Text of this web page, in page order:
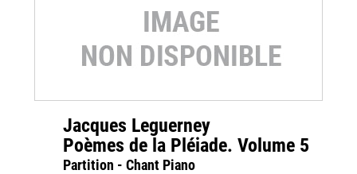
Jacques Leguerney
Poèmes de la Pléiade. Volume 5
Partition - Chant Piano